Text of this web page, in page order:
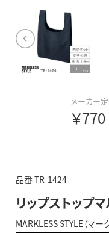
メーカー
￥770
-
品番 TR-1424
リップストップマ
MARKLESS STYLE（マー